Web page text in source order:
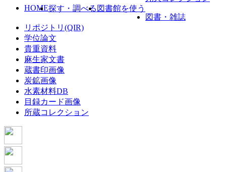
HOME探す・調べる 図書館を使う
図書・雑誌
リポジトリ(QIR)
学位論文
貴重資料
麻生家文書
蔵書印画像
炭鉱画像
水素材料DB
目録カード画像
所蔵コレクション